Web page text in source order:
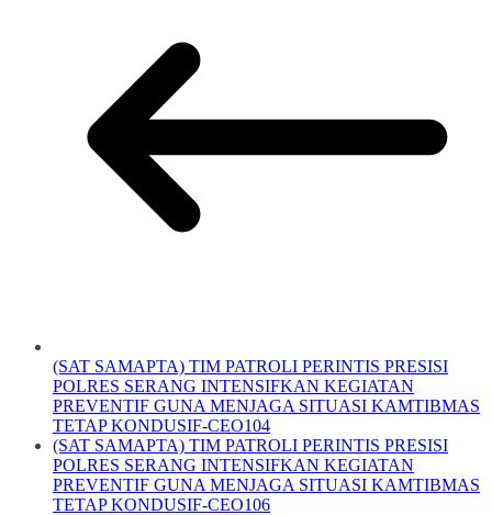
(SAT SAMAPTA) TIM PATROLI PERINTIS PRESISI
POLRES SERANG INTENSIFKAN KEGIATAN
PREVENTIF GUNA MENJAGA SITUASI KAMTIBMAS
TETAP KONDUSIF-CEO104
(SAT SAMAPTA) TIM PATROLI PERINTIS PRESISI
POLRES SERANG INTENSIFKAN KEGIATAN
PREVENTIF GUNA MENJAGA SITUASI KAMTIBMAS
TETAP KONDUSIF-CEO106